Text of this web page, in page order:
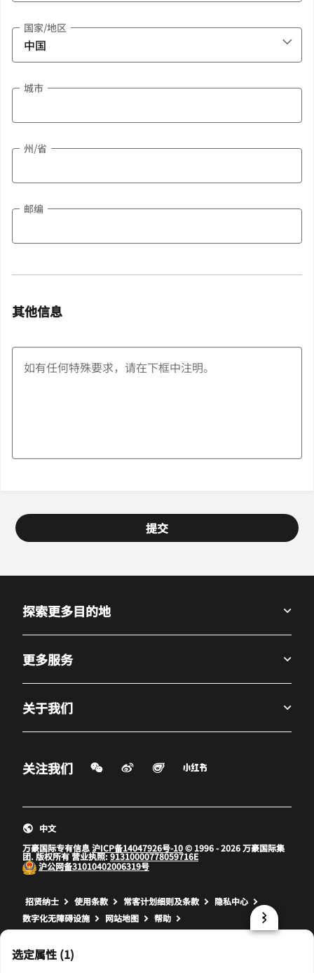
国家/地区
城市
州/省
邮编
其他信息
提交
选定属性 (1)
探索更多目的地
更多服务
关于我们
关注我们 微信扫一扫
微博
打开新窗口
飞猪
打开新窗口打开新窗口
万豪国际专有信息沪ICP备14047926号-10© 1996 - 2026 万豪国际集
团. 版权所有 营业执照:91310000778059716E
沪公网备31010402006319号
中文
招贤纳士 打开新窗口
使用条款 打开新窗口
常客计划细则及条款 打开新窗口
隐私中心
数字化无障碍设施
网站地图 帮助
prod32,DBD0E9A0-BAC2-5F10-A572-DE263400837B,NA